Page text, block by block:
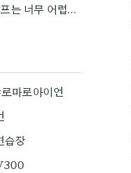
처음에 파크골프를 봤을 때도 골프는 너무 어렵다고 생각했는데, 그렇게 접근하기 쉬운 운동이 있었다니 신기하네요.
마로아이언
습장